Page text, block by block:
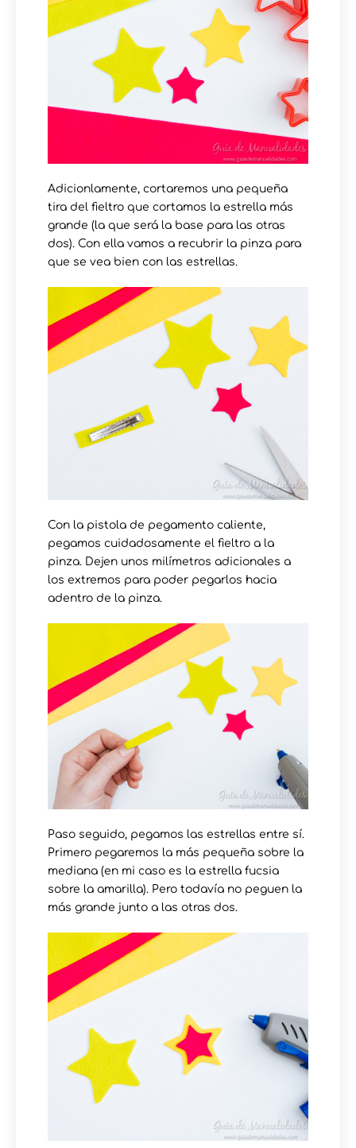
Adicionlamente, cortaremos una pequeña
tira del fieltro que cortamos la estrella más
grande (la que será la base para las otras
dos). Con ella vamos a recubrir la pinza para
que se vea bien con las estrellas.
Con la pistola de pegamento caliente,
pegamos cuidadosamente el fieltro a la
pinza. Dejen unos milímetros adicionales a
los extremos para poder pegarlos hacia
adentro de la pinza.
Paso seguido, pegamos las estrellas entre sí.
Primero pegaremos la más pequeña sobre la
mediana (en mi caso es la estrella fucsia
sobre la amarilla). Pero todavía no peguen la
más grande junto a las otras dos.